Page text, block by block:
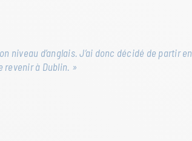
d’anglais. J’ai donc décidé de partir en
revenir à Dublin. »